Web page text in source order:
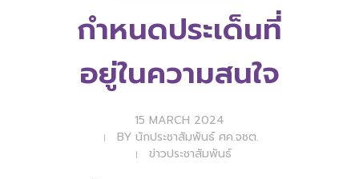
กำหนดประเด็นที่
อยู่ในความสนใจ
15 MARCH 2024
BY นักประชาสัมพันธ์ ศค.จชต.
ข่าวประชาสัมพันธ์